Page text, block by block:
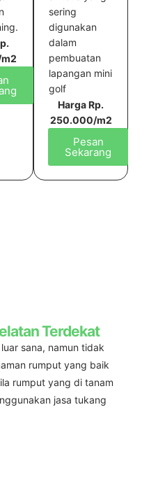
sering
digunakan
dalam
pembuatan
lapangan mini
golf
Harga Rp.
250.000/m2
Pesan
Sekarang
Terdekat
sana, namun tidak
rumput yang baik
rumput yang di tanam
jasa tukang